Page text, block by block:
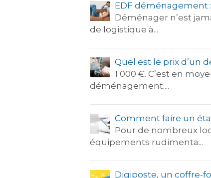
EDF déménagement
Déménager n’est
de logistique à...
Quel est le prix d’un
1 000 €. C’est en
déménagement....
Comment faire un
Pour de nombreux
équipements rudimenta...
Digiposte, un coffre-